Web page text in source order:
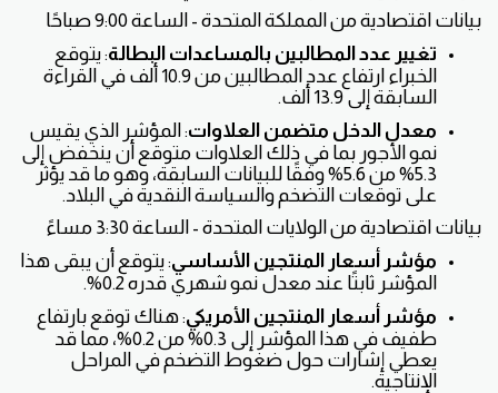
بيانات اقتصادية من المملكة المتحدة - الساعة 9:00 صباحًا
تغيير عدد المطالبين بالمساعدات البطالة: يتوقع
الخبراء ارتفاع عدد المطالبين من 10.9 ألف في القراءة
السابقة إلى 13.9 ألف.
معدل الدخل متضمن العلاوات: المؤشر الذي يقيس
نمو الأجور بما في ذلك العلاوات متوقع أن ينخفض إلى
5.3% من 5.6% وفقًا للبيانات السابقة، وهو ما قد يؤثر
على توقعات التضخم والسياسة النقدية في البلاد.
بيانات اقتصادية من الولايات المتحدة - الساعة 3:30 مساءً
مؤشر أسعار المنتجين الأساسي: يتوقع أن يبقى هذا
المؤشر ثابتًا عند معدل نمو شهري قدره 0.2%.
مؤشر أسعار المنتجين الأمريكي: هناك توقع بارتفاع
طفيف في هذا المؤشر إلى 0.3% من 0.2%، مما قد
يعطي إشارات حول ضغوط التضخم في المراحل
الإنتاجية.